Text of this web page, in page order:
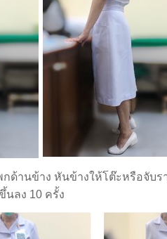
าง หันข้างให้โต๊ะหรือจับราว
นลง 10 ครั้ง